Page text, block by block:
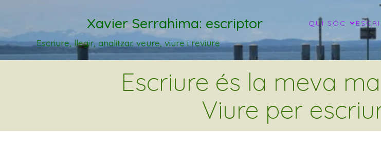
Xavier Serrahima: escriptor QUI SÓC
Escriure, llegir, analitzar. veure, viure i reviure
Escriure és la meva
Viure per